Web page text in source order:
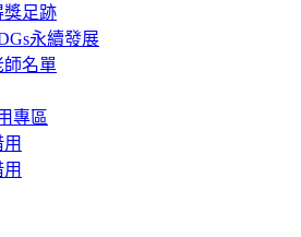
獎足跡
永續發展
師名單
專區